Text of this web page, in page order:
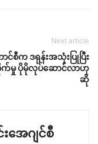
Next article
င်စီက ဒရုန်းအသုံးပြုပြီး
မှု ပိုမိုလုပ်ဆောင်လာဟု
ဆို
ေဂျင်စီ